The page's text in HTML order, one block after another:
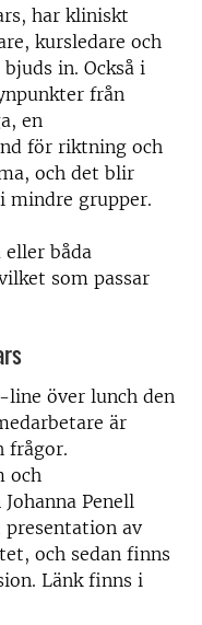
har kliniskt
kursledare och
in. Också i
från
en
för riktning och
och det blir
mindre grupper.
båda
som passar
över lunch den
är
frågor.
och
Penell
av
och sedan finns
Länk finns i